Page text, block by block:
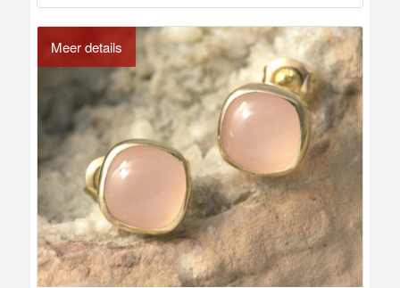
Meer details